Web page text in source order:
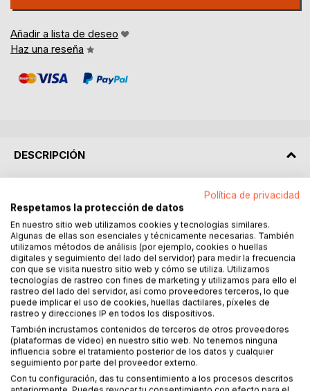
Añadir a lista de deseo
Haz una reseña
DESCRIPCIÓN
"Juegos para niños y niñas" es un libro con una recopilación
de 76 juegos y 14 variantes. Un total de 90 juegos que se
pueden utilizar para alumnos y alumnas de edades entre 8
y 12 años en clase de Educación Física.
También son muy útiles para excursiones, campamentos o
reuniones familiares.
Hoy en día, con las nuevas tecnologías, el niño y la niña, la
mayoría de los juegos que practica son con el móvil o el
ordenador, perdiéndose multitud de estímulos y emociones
que proporcionan estos juegos, los cuales pueden ayudar
a su formación y respeto por las normas.
Los juegos están clasificados en seis categorías, juegos
de agilidad, astucia, fuerza, imaginación, reflejos y
resistencia.
Política de privacidad
Respetamos la protección de datos
En nuestro sitio web utilizamos cookies y tecnologías similares.
Algunas de ellas son esenciales y técnicamente necesarias. También
utilizamos métodos de análisis (por ejemplo, cookies o huellas
digitales y seguimiento del lado del servidor) para medir la frecuencia
con que se visita nuestro sitio web y cómo se utiliza. Utilizamos
tecnologías de rastreo con fines de marketing y utilizamos para ello el
rastreo del lado del servidor, así como proveedores terceros, lo que
puede implicar el uso de cookies, huellas dactilares, píxeles de
rastreo y direcciones IP en todos los dispositivos.
También incrustamos contenidos de terceros de otros proveedores
(plataformas de vídeo) en nuestro sitio web. No tenemos ninguna
influencia sobre el tratamiento posterior de los datos y cualquier
seguimiento por parte del proveedor externo.
Con tu configuración, das tu consentimiento a los procesos descritos